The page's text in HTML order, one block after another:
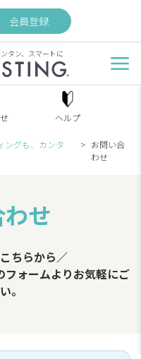
会員登録
タン、スマートに
ヘルプ
ングも、カンタ
お問い合
わせ
せ
ちらから／
フォームよりお気軽にご
。